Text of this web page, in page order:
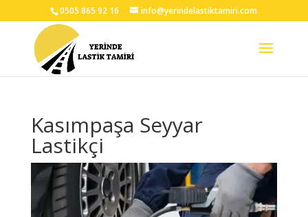
0505 865 92 16 info@yerindelastiktamiri.com
Kasımpaşa Seyyar
Lastikçi